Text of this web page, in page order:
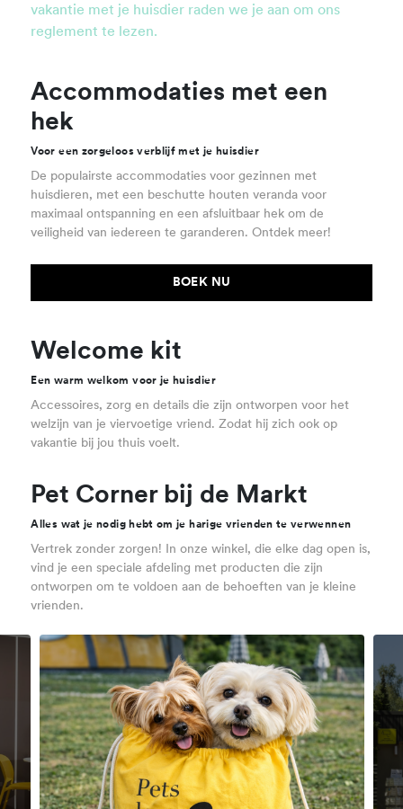
vakantie met je huisdier raden we je aan om ons
reglement te lezen.
Accommodaties met een
hek
Voor een zorgeloos verblijf met je huisdier
De populairste accommodaties voor gezinnen met
huisdieren, met een beschutte houten veranda voor
maximaal ontspanning en een afsluitbaar hek om de
veiligheid van iedereen te garanderen. Ontdek meer!
BOEK NU
Welcome kit
Een warm welkom voor je huisdier
Accessoires, zorg en details die zijn ontworpen voor het
welzijn van je viervoetige vriend. Zodat hij zich ook op
vakantie bij jou thuis voelt.
Pet Corner bij de Markt
Alles wat je nodig hebt om je harige vrienden te verwennen
Vertrek zonder zorgen! In onze winkel, die elke dag open is,
vind je een speciale afdeling met producten die zijn
ontworpen om te voldoen aan de behoeften van je kleine
vrienden.